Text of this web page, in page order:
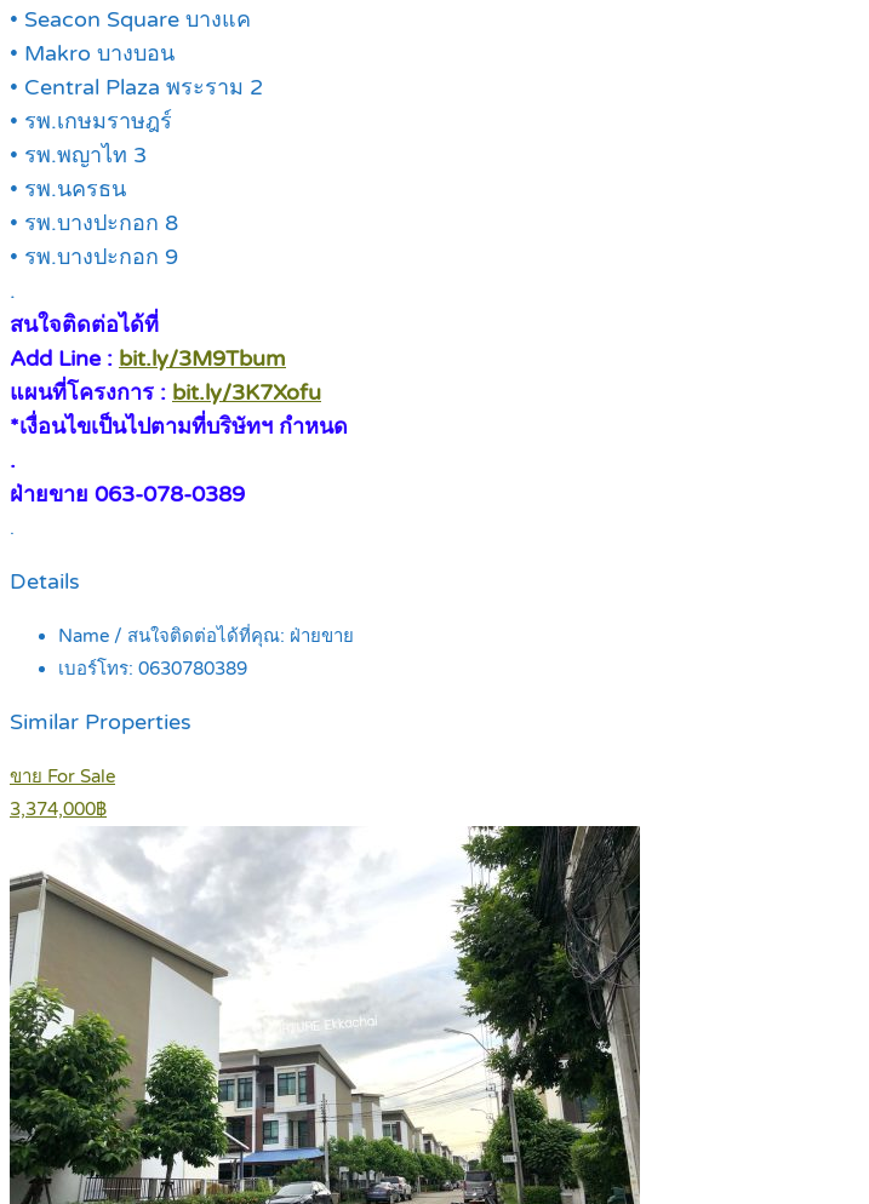
• Seacon Square บางแค
• Makro บางบอน
• Central Plaza พระราม 2
• รพ.เกษมราษฎร์
• รพ.พญาไท 3
• รพ.นครธน
• รพ.บางปะกอก 8
• รพ.บางปะกอก 9
.
สนใจติดต่อได้ที่
Add Line : bit.ly/3M9Tbum
แผนที่โครงการ : bit.ly/3K7Xofu
*เงื่อนไขเป็นไปตามที่บริษัทฯ กำหนด
.
ฝ่ายขาย 063-078-0389
.
Details
Name / สนใจติดต่อได้ที่คุณ: ฝ่ายขาย
เบอร์โทร: 0630780389
Similar Properties
ขาย For Sale
3,374,000฿